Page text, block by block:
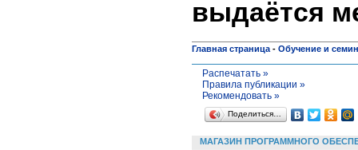
выдаётся
Главная страница - Обучение и
Распечатать »
Правила публикации »
Рекомендовать »
Поделиться…
МАГАЗИН ПРОГРАММНОГО